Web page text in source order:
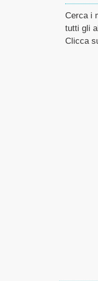
Cerca i
tutti gli
Clicca